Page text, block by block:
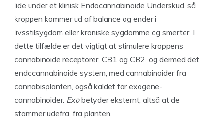
lide under et klinisk Endocannabinoide Underskud, så
kroppen kommer ud af balance og ender i
livsstilsygdom eller kroniske sygdomme og smerter. I
dette tilfælde er det vigtigt at stimulere kroppens
cannabinoide receptorer, CB1 og CB2, og dermed det
endocannabinoide system, med cannabinoider fra
cannabisplanten, også kaldet for exogene-
cannabinoider. Exobetyder eksternt, altså at de
stammer udefra, fra planten.